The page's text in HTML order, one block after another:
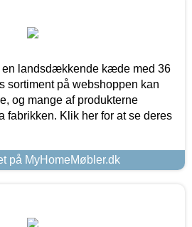
en landsdækkende kæde med 36
sortiment på webshoppen kan
og mange af produkterne
fabrikken. Klik her for at se deres
på MyHomeMøbler.dk